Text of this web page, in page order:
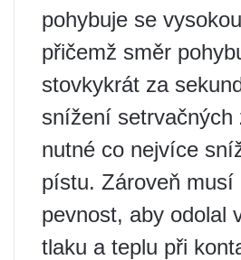
pohybuje se
přičemž směr
stovkykrát za
snížení setrvačných
nutné co nejvíce
pístu. Zároveň musí
pevnost, aby odolal
tlaku a teplu při